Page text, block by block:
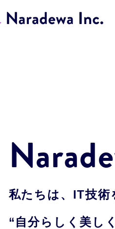
私たちは、IT技術
“自分らしく美し